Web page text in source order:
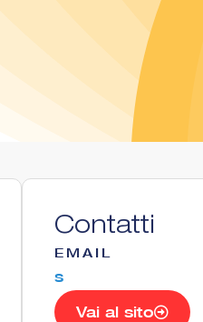
Contatti
EMAIL
s
Vai al sito